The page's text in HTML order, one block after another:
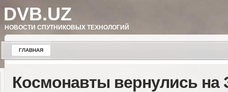
DVB.UZ
НОВОСТИ СПУТНИКОВЫХ ТЕХНОЛОГИЙ
ГЛАВНАЯ
Космонавты вернулись на